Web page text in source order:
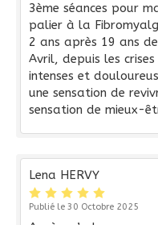
3ème séances pour
palier à la
2 ans après 19 ans
Avril, depuis les
intenses et
une sensation de
sensation de mieux-
Lena HERVY
Publié le 30 Octobre 2025